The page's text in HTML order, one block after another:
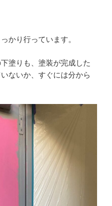
かり行っています。
塗りも、塗装が完成した
ないか、すぐには分から